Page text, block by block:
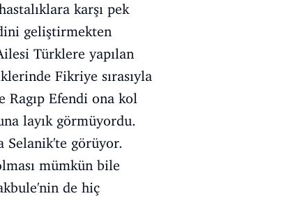
karşı pek
geliştirmekten
Türklere yapılan
Fikriye sırasıyla
Ragıp Efendi ona kol
layık görmüyordu.
Selanik'te görüyor.
mümkün bile
de hiç